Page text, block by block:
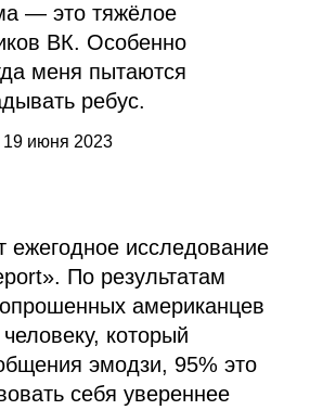
— это тяжёлое
ВК. Особенно
меня пытаются
ребус.
19 июня 2023
ежегодное исследование
По результатам
американцев
который
эмодзи, 95% это
себя увереннее